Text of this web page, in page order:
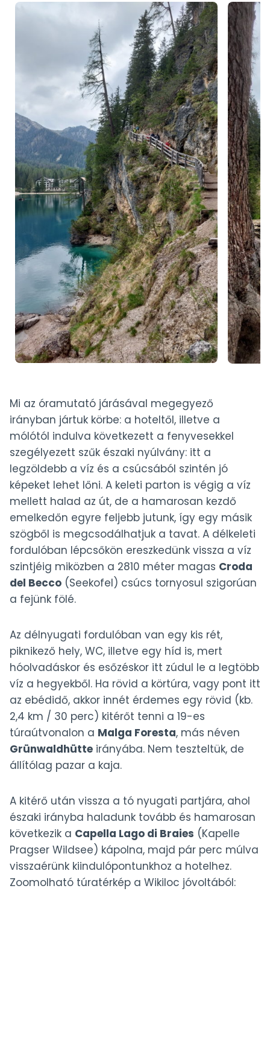
Mi az óramutató járásával megegyező
irányban jártuk körbe: a hoteltől, illetve a
mólótól indulva következett a fenyvesekkel
szegélyezett szűk északi nyúlvány: itt a
legzöldebb a víz és a csúcsából szintén jó
képeket lehet lőni. A keleti parton is végig a víz
mellett halad az út, de a hamarosan kezdő
emelkedőn egyre feljebb jutunk, így egy másik
szögből is megcsodálhatjuk a tavat. A délkeleti
fordulóban lépcsőkön ereszkedünk vissza a víz
szintjéig miközben a 2810 méter magas Croda
del Becco (Seekofel) csúcs tornyosul szigorúan
a fejünk fölé.
Az délnyugati fordulóban van egy kis rét,
piknikező hely, WC, illetve egy híd is, mert
hóolvadáskor és esőzéskor itt zúdul le a legtöbb
víz a hegyekből. Ha rövid a körtúra, vagy pont itt
az ebédidő, akkor innét érdemes egy rövid (kb.
2,4 km / 30 perc) kitérőt tenni a 19-es
túraútvonalon a Malga Foresta, más néven
Grünwaldhütte irányába. Nem teszteltük, de
állítólag pazar a kaja.
A kitérő után vissza a tó nyugati partjára, ahol
északi irányba haladunk tovább és hamarosan
következik a Capella Lago di Braies (Kapelle
Pragser Wildsee) kápolna, majd pár perc múlva
visszaérünk kiindulópontunkhoz a hotelhez.
Zoomolható túratérkép a Wikiloc jóvoltából: